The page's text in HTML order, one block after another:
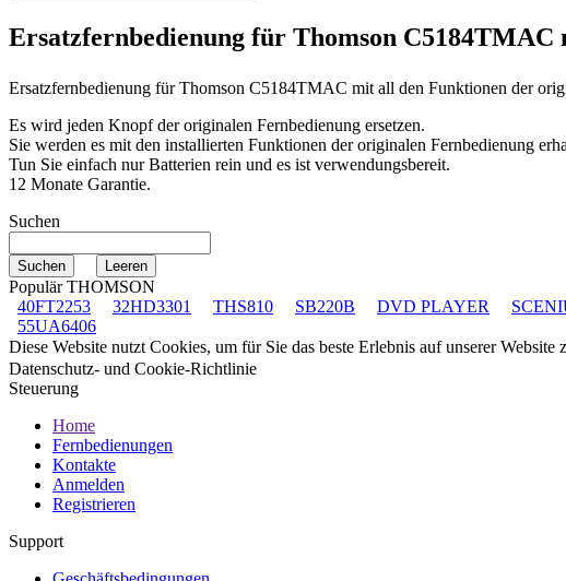
Ersatzfernbedienung für Thomson C5184TMAC
Ersatzfernbedienung fürThomson C5184TMAC mit all den Funktionen der
Es wird jeden Knopf der originalen Fernbedienung ersetzen.
Sie werden es mit den installierten Funktionen der originalen Fernbedienung
Tun Sie einfach nur Batterien rein und es ist verwendungsbereit.
12 Monate Garantie.
Suchen
Populär THOMSON
40FT2253
32HD3301 THS810 SB220B DVD PLAYER
55UA6406
Diese Website nutzt Cookies, um für Sie das beste Erlebnis auf unserer Website
Datenschutz- und Cookie-Richtlinie
Steuerung
Home
Fernbedienungen
Kontakte
Anmelden
Registrieren
Support